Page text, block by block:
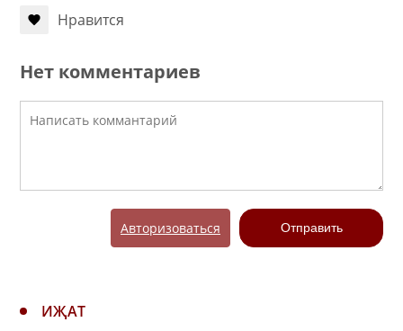
Нравится
Нет комментариев
Авторизоваться Отправить
ИҖАТ